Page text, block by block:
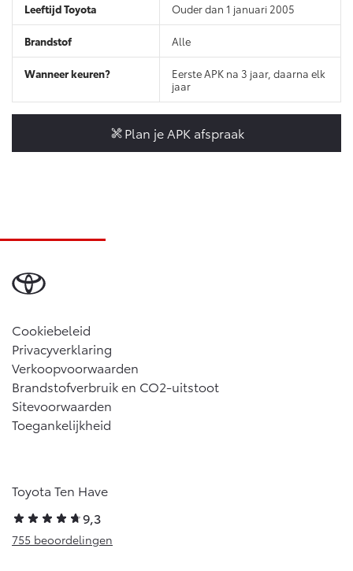
Vanaf € 89.986,-
Ouder dan 1 januari 2005
Alle
Eerste APK na 3 jaar, daarna elk
jaar
Plan je APK afspraak
Cookiebeleid
Privacyverklaring
Verkoopvoorwaarden
Brandstofverbruik en CO2-uitstoot
Sitevoorwaarden
Toegankelijkheid
Toyota Ten Have
9,3
755 beoordelingen